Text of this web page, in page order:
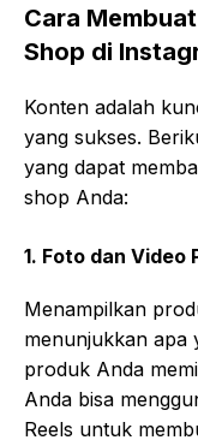
Cara
Shop di
Konten adalah
yang sukses.
yang dapat
shop Anda:
1. Foto dan Video
Menampilkan
menunjukkan apa
produk Anda
Anda bisa
Reels untuk